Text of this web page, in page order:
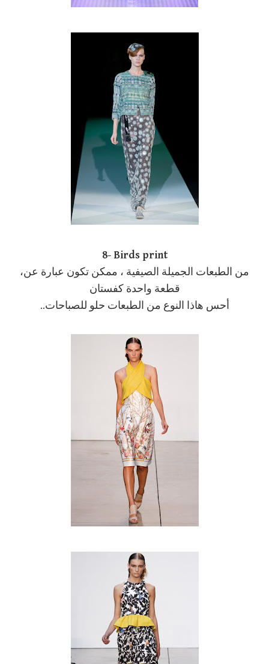
8- Birds print
،من الطبعات الجميلة الصيفية ، ممكن تكون عبارة عن
قطعة واحدة كفستان
أحس هاذا النوع من الطبعات حلو للصباحات..